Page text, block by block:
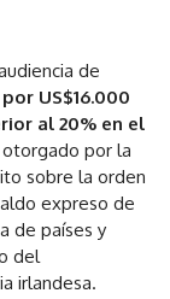
de
US$16.000
al 20% en el
por la
sobre la orden
expreso de
de países y
del
irlandesa.